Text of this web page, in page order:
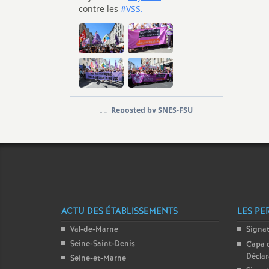
s
ACTU DES ÉTABLISSEMENTS
Val-de-Marne
Seine-Saint-Denis
Seine-et-Marne
LES
Capa